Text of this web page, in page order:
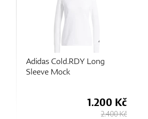
FootJoy Women's
ThermoSeries Fleece
1.690 Kč
2.250 Kč